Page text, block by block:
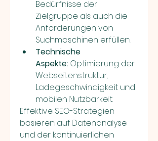
Bedürfnisse der
Zielgruppe als auch die
Anforderungen von
Suchmaschinen erfüllen.
Technische
Aspekte: Optimierung der
Webseitenstruktur,
Ladegeschwindigkeit und
mobilen Nutzbarkeit.
Effektive SEO-Strategien
basieren auf Datenanalyse
und der kontinuierlichen